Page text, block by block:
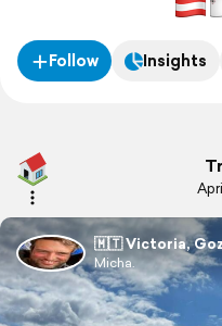
Follow Insights
🇲🇹 Victoria,
Micha.